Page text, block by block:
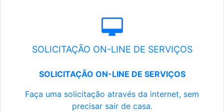
SOLICITAÇÃO ON-LINE DE SERVIÇOS
SOLICITAÇÃO ON-LINE DE SERVIÇOS
Faça uma solicitação através da internet, sem
precisar sair de casa.